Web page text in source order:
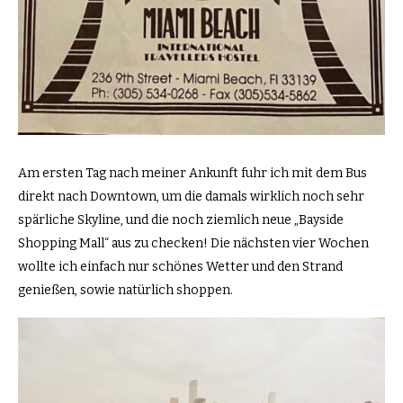
Am ersten Tag nach meiner Ankunft fuhr ich mit dem Bus
direkt nach Downtown, um die damals wirklich noch sehr
spärliche Skyline, und die noch ziemlich neue „Bayside
Shopping Mall“ aus zu checken! Die nächsten vier Wochen
wollte ich einfach nur schönes Wetter und den Strand
genießen, sowie natürlich shoppen.